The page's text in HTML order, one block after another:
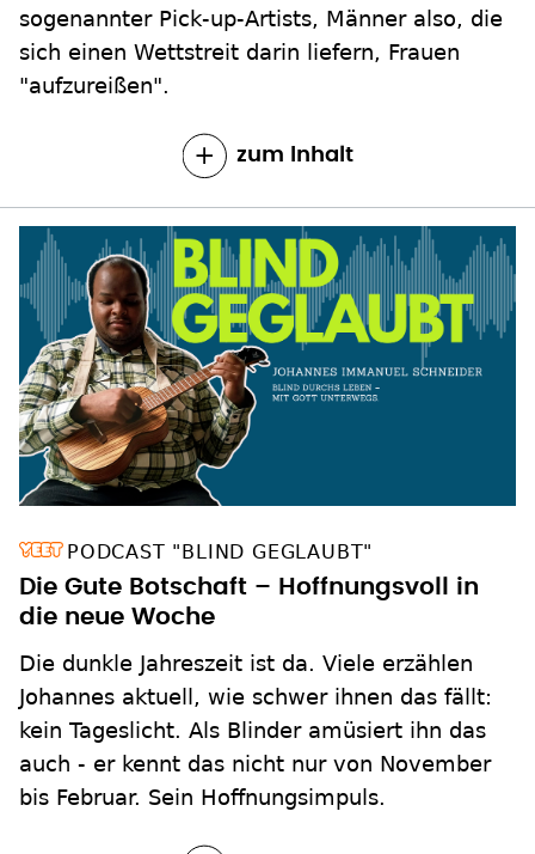
sogenannter Pick-up-Artists, Männer also, die
sich einen Wettstreit darin liefern, Frauen
"aufzureißen".
zum Inhalt
PODCAST "BLIND GEGLAUBT"
Die Gute Botschaft – Hoffnungsvoll in
die neue Woche
Die dunkle Jahreszeit ist da. Viele erzählen
Johannes aktuell, wie schwer ihnen das fällt:
kein Tageslicht. Als Blinder amüsiert ihn das
auch - er kennt das nicht nur von November
bis Februar. Sein Hoffnungsimpuls.